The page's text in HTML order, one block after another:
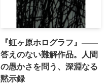
『虹ヶ原ホログラフ』——
答えのない難解作品。人間
の愚かさを問う、深淵なる
黙示録